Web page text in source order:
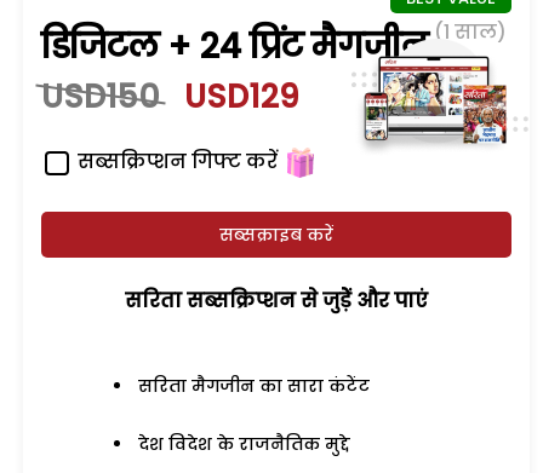
डिजिटल + 24 प्रिंट मैगजीन (1 साल)
USD150 USD129
सब्सक्रिप्शन गिफ्ट करें
सब्सक्राइब करें
सरिता सब्सक्रिप्शन से जुड़ेें और पाएं
सरिता मैगजीन का सारा कंटेंट
देश विदेश के राजनैतिक मुद्दे